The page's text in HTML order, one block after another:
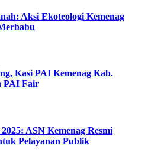
Aksi Ekoteologi Kemenag
Kasi PAI Kemenag Kab.
PAI Fair
ASN Kemenag Resmi
Pelayanan Publik